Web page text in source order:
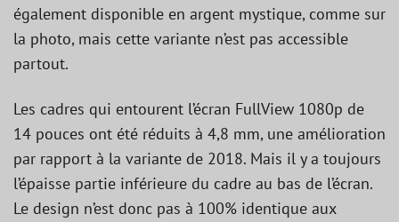
également disponible en argent mystique, comme sur
la photo, mais cette variante n’est pas accessible
partout.
Les cadres qui entourent l’écran FullView 1080p de
14 pouces ont été réduits à 4,8 mm, une amélioration
par rapport à la variante de 2018. Mais il y a toujours
l’épaisse partie inférieure du cadre au bas de l’écran.
Le design n’est donc pas à 100% identique aux